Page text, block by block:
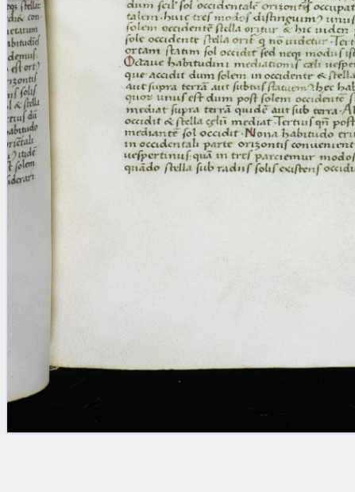
Images
Texts
betaGlossary
Resources
·FAQ·Contact·
Impressum·Privacy· 2013